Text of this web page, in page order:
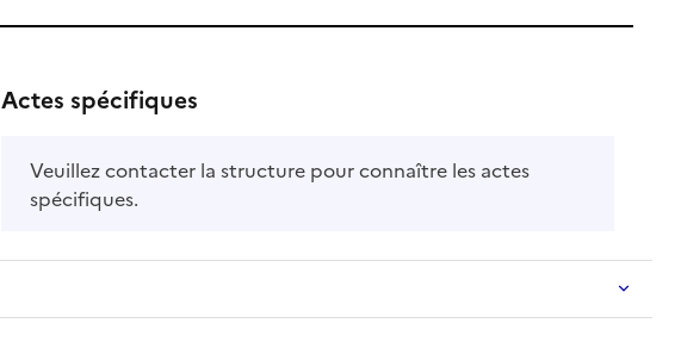
Actes spécifiques
Veuillez contacter la structure pour connaître les actes
spécifiques.